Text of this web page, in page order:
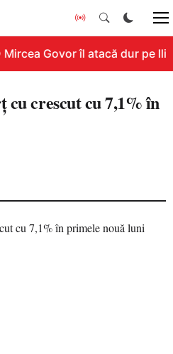
Mircea Govor îl atacă dur pe
crescut cu 7,1% în